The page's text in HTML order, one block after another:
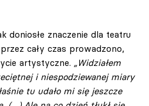
doniosłe znaczenie dla teatru
cały czas prowadzono,
artystyczne. „Widziałem
i niespodziewanej miary
tu udało mi się jeszcze